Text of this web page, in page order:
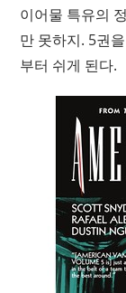
이어물 특유의
만 못하지. 5권
부터 쉬게 된다.